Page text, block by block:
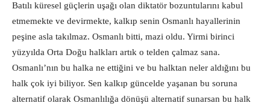
Batılı küresel güçlerin uşağı olan diktatör bozuntularını kabul
etmemekte ve devirmekte, kalkıp senin Osmanlı hayallerinin
peşine asla takılmaz. Osmanlı bitti, mazi oldu. Yirmi birinci
yüzyılda Orta Doğu halkları artık o telden çalmaz sana.
Osmanlı’nın bu halka ne ettiğini ve bu halktan neler aldığını bu
halk çok iyi biliyor. Sen kalkıp güncelde yaşanan bu soruna
alternatif olarak Osmanlılığa dönüşü alternatif sunarsan bu halk